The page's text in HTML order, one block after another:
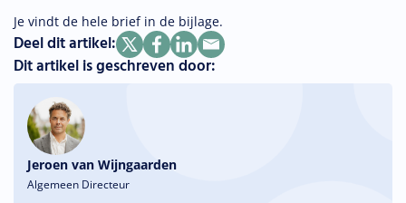
Je vindt de hele brief in de bijlage.
Deel dit artikel:
Dit artikel is geschreven door:
Jeroen van Wijngaarden
Algemeen Directeur